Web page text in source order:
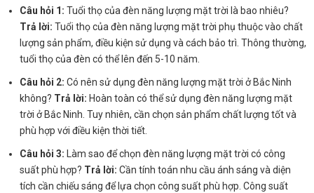
Câu hỏi 1: Tuổi thọ của đèn năng lượng mặt trời là bao nhiêu?
Trả lời: Tuổi thọ của đèn năng lượng mặt trời phụ thuộc vào chất
lượng sản phẩm, điều kiện sử dụng và cách bảo trì. Thông thường,
tuổi thọ của đèn có thể lên đến 5-10 năm.
Câu hỏi 2: Có nên sử dụng đèn năng lượng mặt trời ở Bắc Ninh
không? Trả lời: Hoàn toàn có thể sử dụng đèn năng lượng mặt
trời ở Bắc Ninh. Tuy nhiên, cần chọn sản phẩm chất lượng tốt và
phù hợp với điều kiện thời tiết.
Câu hỏi 3: Làm sao để chọn đèn năng lượng mặt trời có công
suất phù hợp? Trả lời: Cần tính toán nhu cầu ánh sáng và diện
tích cần chiếu sáng để lựa chọn công suất phù hợp. Công suất